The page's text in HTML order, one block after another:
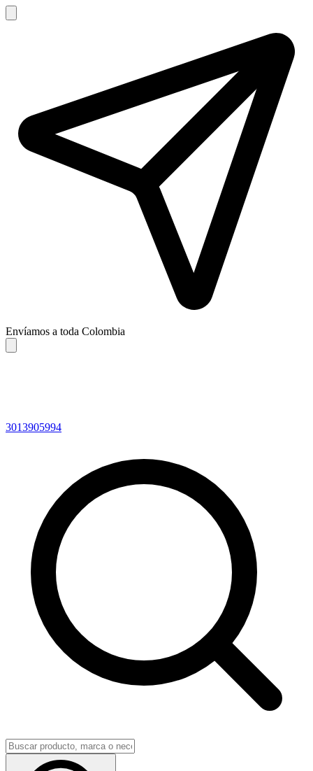
Envíamos a toda Colombia
3013905994